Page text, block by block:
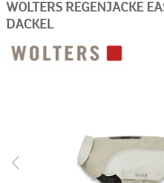
WOLTERS REGENJACKE
DACKEL